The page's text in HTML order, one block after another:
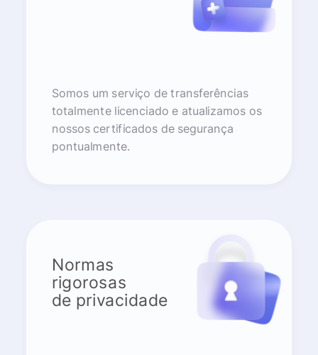
Somos um serviço de transferências
totalmente licenciado e atualizamos os
nossos certificados de segurança
pontualmente.
Normas
rigorosas
de privacidade